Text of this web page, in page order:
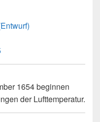
1654 beginnen
der Lufttemperatur.